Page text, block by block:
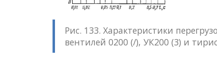
Рис. 133. Характеристики
вентилей 0200 (/), УК200 (3) и